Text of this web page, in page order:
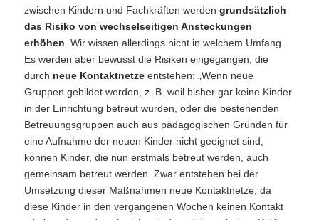
zwischen Kindern und Fachkräften werden grundsätzlich
das Risiko von wechselseitigen Ansteckungen
erhöhen . Wir wissen allerdings nicht in welchem Umfang.
Es werden aber bewusst die Risiken eingegangen, die
durch neue Kontaktnetzeentstehen: „Wenn neue
Gruppen gebildet werden, z. B. weil bisher gar keine Kinder
in der Einrichtung betreut wurden, oder die bestehenden
Betreuungsgruppen auch aus pädagogischen Gründen für
eine Aufnahme der neuen Kinder nicht geeignet sind,
können Kinder, die nun erstmals betreut werden, auch
gemeinsam betreut werden. Zwar entstehen bei der
Umsetzung dieser Maßnahmen neue Kontaktnetze, da
diese Kinder in den vergangenen Wochen keinen Kontakt